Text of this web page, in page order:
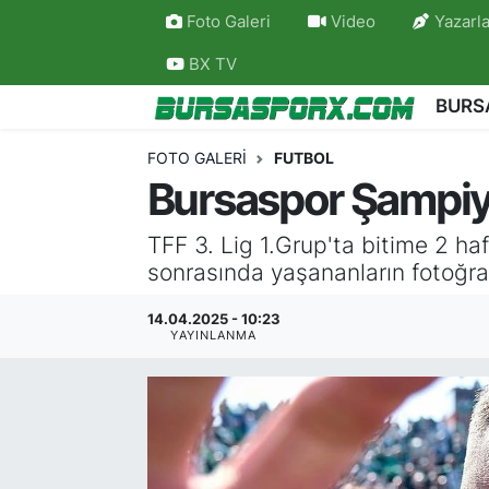
Foto Galeri Video
BX TV
FOTO GALERI FUTBOL
Bursaspor
TFF 3. Lig 1.Grup'ta bitime 2
sonrasında yaşananların
14.04.2025 - 10:23
YAYINLANMA
Bursaspor
Bursa Amatör
Bursa Nöbetçi Eczaneler
Bursa Namaz Vakitleri
Bursa Trafik Yoğunluk Haritası
Son Dakika Haberleri